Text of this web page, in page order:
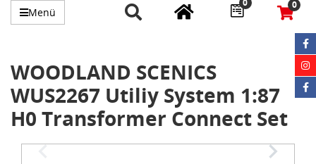
Menü
0 0
WOODLAND SCENICS
WUS2267 Utiliy System 1:87
H0 Transformer Connect Set